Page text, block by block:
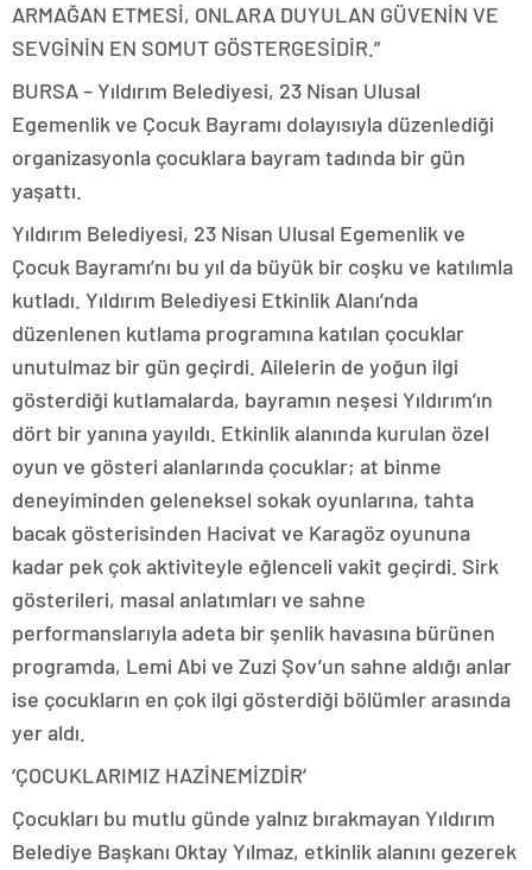
ARMAĞAN ETMESİ, ONLARA DUYULAN GÜVENİN VE
SEVGİNİN EN SOMUT GÖSTERGESİDİR.”
BURSA – Yıldırım Belediyesi, 23 Nisan Ulusal
Egemenlik ve Çocuk Bayramı dolayısıyla düzenlediği
organizasyonla çocuklara bayram tadında bir gün
yaşattı.
Yıldırım Belediyesi, 23 Nisan Ulusal Egemenlik ve
Çocuk Bayramı’nı bu yıl da büyük bir coşku ve katılımla
kutladı. Yıldırım Belediyesi Etkinlik Alanı’nda
düzenlenen kutlama programına katılan çocuklar
unutulmaz bir gün geçirdi. Ailelerin de yoğun ilgi
gösterdiği kutlamalarda, bayramın neşesi Yıldırım’ın
dört bir yanına yayıldı. Etkinlik alanında kurulan özel
oyun ve gösteri alanlarında çocuklar; at binme
deneyiminden geleneksel sokak oyunlarına, tahta
bacak gösterisinden Hacivat ve Karagöz oyununa
kadar pek çok aktiviteyle eğlenceli vakit geçirdi. Sirk
gösterileri, masal anlatımları ve sahne
performanslarıyla adeta bir şenlik havasına bürünen
programda, Lemi Abi ve Zuzi Şov’un sahne aldığı anlar
ise çocukların en çok ilgi gösterdiği bölümler arasında
yer aldı.
‘ÇOCUKLARIMIZ HAZİNEMİZDİR’
Çocukları bu mutlu günde yalnız bırakmayan Yıldırım
Belediye Başkanı Oktay Yılmaz, etkinlik alanını gezerek